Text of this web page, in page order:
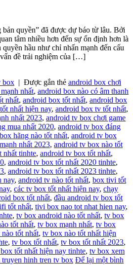
quyền” đã được dự báo từ lâu. Bởi
tâm nhiều hơn đến sự ổn định hơn là
hầu như chỉ nhấn mạnh đến cấu
đề trải nghiệm của […]
box | Được gắn thẻ android box chơi
nhất, android box nào có âm thanh
nhất, android box tốt nhất, android box
nhất hiện nay, android box tv tốt nhất,
nhất 2023, android tv box chơi game
mua nhất 2020, android tv box đáng
hãng nào tốt nhất, android tv box
nhất 2023, android tv box nào tốt
nhất tinhte, android tv box tốt nhất,
, android tv box tốt nhất 2020 tinhte,
, android tv box tốt nhất 2023 tinhte,
nay, android tv nào tốt nhất, box tivi tốt
, các tv box tốt nhất hiện nay, chạy
box tốt nhất, đầu android tv box tốt
tốt nhất, tivi box nao tot nhat hien nay,
, tv box android nào tốt nhất, tv box
tốt nhất, tv box mạnh nhất, tv box
tốt nhất, tv box nào tốt nhất hiện
, tv box tốt nhất, tv box tốt nhất 2023,
tốt nhất hiện nay tinhte, tv box xem
hinh tren tv box Để lại một bình